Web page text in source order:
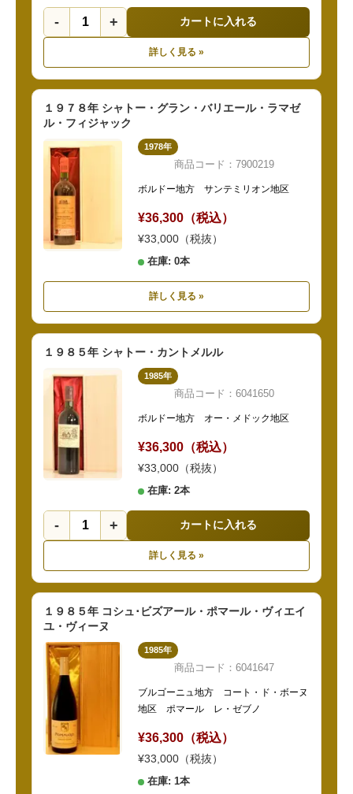
- + カートに入れる
詳しく見る »
１９７８年 シャトー・グラン・バリエール・ラマゼ
ル・フィジャック
1978年
商品コード：7900219
ボルドー地方 サンテミリオン地区
¥36,300（税込）
¥33,000（税抜）
在庫: 0本
詳しく見る »
１９８５年 シャトー・カントメルル
1985年
商品コード：6041650
ボルドー地方 オー・メドック地区
¥36,300（税込）
¥33,000（税抜）
在庫: 2本
- + カートに入れる
詳しく見る »
１９８５年 コシュ･ビズアール・ポマール・ヴィエイ
ユ・ヴィーヌ
1985年
商品コード：6041647
ブルゴーニュ地方 コート・ド・ボーヌ
地区 ポマール レ・ゼブノ
¥36,300（税込）
¥33,000（税抜）
在庫: 1本